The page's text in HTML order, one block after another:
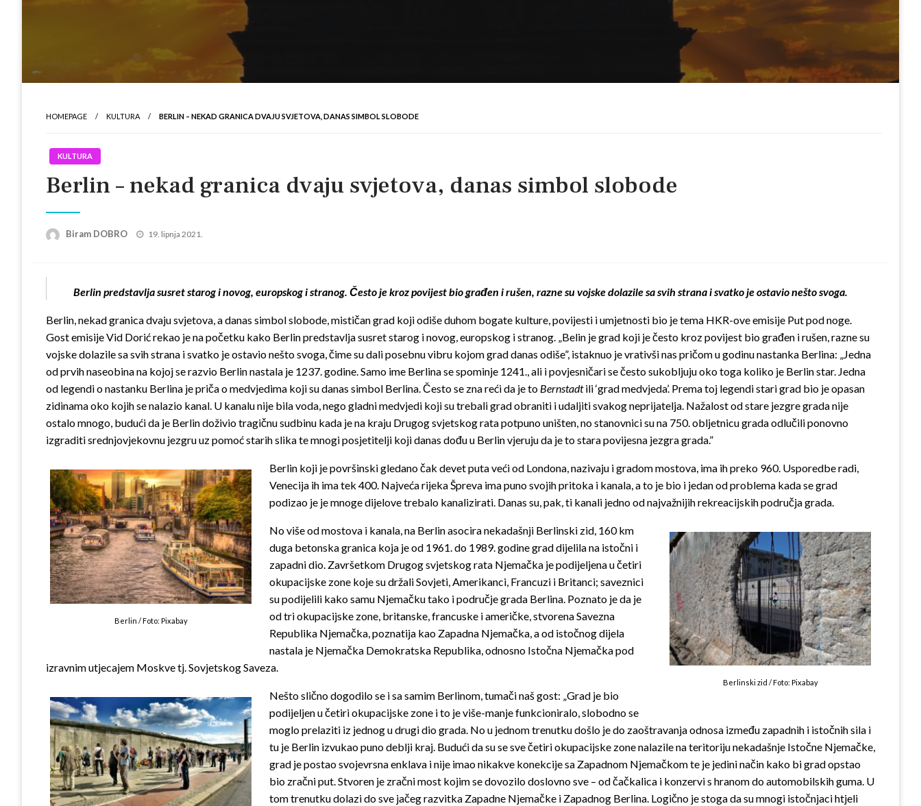
HOMEPAGE KULTURA BERLIN – NEKAD GRANICA DVAJU SVJETOVA, DANAS SIMBOL SLOBODE
KULTURA
Berlin – nekad granica dvaju svjetova, danas simbol slobode
Biram DOBRO
Posted
19. lipnja 2021.
Berlin predstavlja susret starog i novog, europskog i stranog. Često je kroz povijest bio građen i rušen, razne su vojske dolazile sa svih strana i svatko je ostavio nešto svoga.
Berlin, nekad granica dvaju svjetova, a danas simbol slobode, mističan grad koji odiše duhom bogate kulture, povijesti i umjetnosti bio je tema HKR-ove emisije Put pod noge.
Gost emisije Vid Dorić rekao je na početku kako Berlin predstavlja susret starog i novog, europskog i stranog. „Belin je grad koji je često kroz povijest bio građen i rušen, razne su
vojske dolazile sa svih strana i svatko je ostavio nešto svoga, čime su dali posebnu vibru kojom grad danas odiše”, istaknuo je vrativši nas pričom u godinu nastanka Berlina: „Jedna
od prvih naseobina na kojoj se razvio Berlin nastala je 1237. godine. Samo ime Berlina se spominje 1241., ali i povjesničari se često sukobljuju oko toga koliko je Berlin star. Jedna
od legendi o nastanku Berlina je priča o medvjedima koji su danas simbol Berlina. Često se zna reći da je to Bernstadtili ‘grad medvjeda’. Prema toj legendi stari grad bio je opasan
zidinama oko kojih se nalazio kanal. U kanalu nije bila voda, nego gladni medvjedi koji su trebali grad obraniti i udaljiti svakog neprijatelja. Nažalost od stare jezgre grada nije
ostalo mnogo, budući da je Berlin doživio tragičnu sudbinu kada je na kraju Drugog svjetskog rata potpuno uništen, no stanovnici su na 750. obljetnicu grada odlučili ponovno
izgraditi srednjovjekovnu jezgru uz pomoć starih slika te mnogi posjetitelji koji danas dođu u Berlin vjeruju da je to stara povijesna jezgra grada.”
Berlin / Foto: Pixabay
Berlin koji je površinski gledano čak devet puta veći od Londona, nazivaju i gradom mostova, ima ih preko 960. Usporedbe radi,
Venecija ih ima tek 400. Najveća rijeka Špreva ima puno svojih pritoka i kanala, a to je bio i jedan od problema kada se grad
podizao je je mnoge dijelove trebalo kanalizirati. Danas su, pak, ti kanali jedno od najvažnijih rekreacijskih područja grada.
Berlinski zid / Foto: Pixabay
No više od mostova i kanala, na Berlin asocira nekadašnji Berlinski zid, 160 km
duga betonska granica koja je od 1961. do 1989. godine grad dijelila na istočni i
zapadni dio. Završetkom Drugog svjetskog rata Njemačka je podijeljena u četiri
okupacijske zone koje su držali Sovjeti, Amerikanci, Francuzi i Britanci; saveznici
su podijelili kako samu Njemačku tako i područje grada Berlina. Poznato je da je
od tri okupacijske zone, britanske, francuske i američke, stvorena Savezna
Republika Njemačka, poznatija kao Zapadna Njemačka, a od istočnog dijela
nastala je Njemačka Demokratska Republika, odnosno Istočna Njemačka pod
izravnim utjecajem Moskve tj. Sovjetskog Saveza.
Nešto slično dogodilo se i sa samim Berlinom, tumači naš gost: „Grad je bio
podijeljen u četiri okupacijske zone i to je više-manje funkcioniralo, slobodno se
moglo prelaziti iz jednog u drugi dio grada. No u jednom trenutku došlo je do zaoštravanja odnosa između zapadnih i istočnih sila i
tu je Berlin izvukao puno deblji kraj. Budući da su se sve četiri okupacijske zone nalazile na teritoriju nekadašnje Istočne Njemačke,
grad je postao svojevrsna enklava i nije imao nikakve konekcije sa Zapadnom Njemačkom te je jedini način kako bi grad opstao
bio zračni put. Stvoren je zračni most kojim se dovozilo doslovno sve – od čačkalica i konzervi s hranom do automobilskih guma. U
tom trenutku dolazi do sve jačeg razvitka Zapadne Njemačke i Zapadnog Berlina. Logično je stoga da su mnogi istočnjaci htjeli